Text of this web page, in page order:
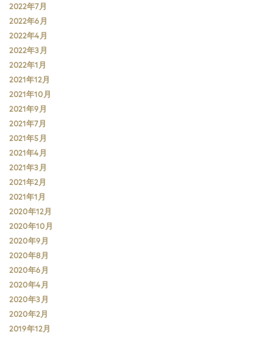
2022年7月
2022年6月
2022年4月
2022年3月
2022年1月
2021年12月
2021年10月
2021年9月
2021年7月
2021年5月
2021年4月
2021年3月
2021年2月
2021年1月
2020年12月
2020年10月
2020年9月
2020年8月
2020年6月
2020年4月
2020年3月
2020年2月
2019年12月